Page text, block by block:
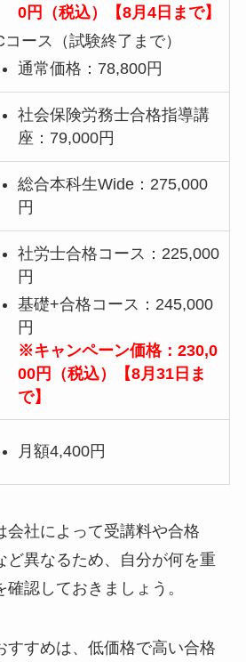
0円（税込）【8月4日まで】
コース（試験終了まで）
通常価格：78,800円
社会保険労務士合格指導講
座：79,000円
総合本科生Wide：275,000
円
社労士合格コース：225,000
円
基礎+合格コース：245,000
円
※キャンペーン価格：230,0
00円（税込）【8月31日ま
で】
月額4,400円
会社によって受講料や合格
ど異なるため、自分が何を重
認しておきましょう。
すすめは、低価格で高い合格